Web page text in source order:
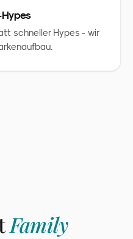
schneller Hypes - wir
Family